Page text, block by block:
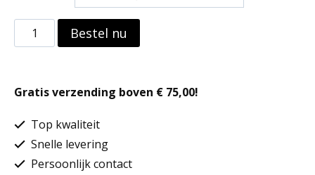
Damesblouse
in
met
korte
mouwen
aantal
Bestel nu
Gratis verzending boven € 75,00!
Top kwaliteit
Snelle levering
Persoonlijk contact